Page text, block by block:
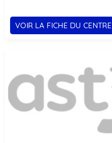
VOIR LA FICHE DU CENTRE